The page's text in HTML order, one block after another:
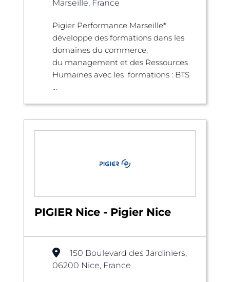
Marseille, France
Pigier Performance Marseille*
développe des formations dans les
domaines du commerce,
du management et des Ressources
Humaines avec les formations : BTS
...
PIGIER Nice - Pigier Nice
150 Boulevard des Jardiniers,
06200 Nice, France